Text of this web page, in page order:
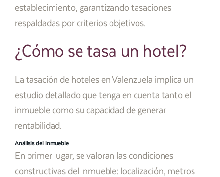
establecimiento, garantizando tasaciones
respaldadas por criterios objetivos.
¿Cómo se tasa un hotel?
La tasación de hoteles en Valenzuela implica un
estudio detallado que tenga en cuenta tanto el
inmueble como su capacidad de generar
rentabilidad.
Análisis del inmueble
En primer lugar, se valoran las condiciones
constructivas del inmueble: localización, metros